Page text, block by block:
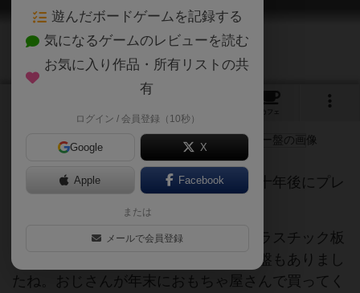
カフェ
子どもの頃頻繁にプレイ。そして、◯十年後にプレ
昔のサッカー盤の選手はペラペラのプラスチック板
でした。似たやつで、アイスホッケー盤もありまし
たね。おじさんが年末におもちゃ屋さんで買ってく
遊んだボードゲームを記録する
気になるゲームのレビューを読む
お気に入り作品・所有リストの共
有
ログイン / 会員登録（10秒）
Google X
Apple Facebook
または
メールで会員登録